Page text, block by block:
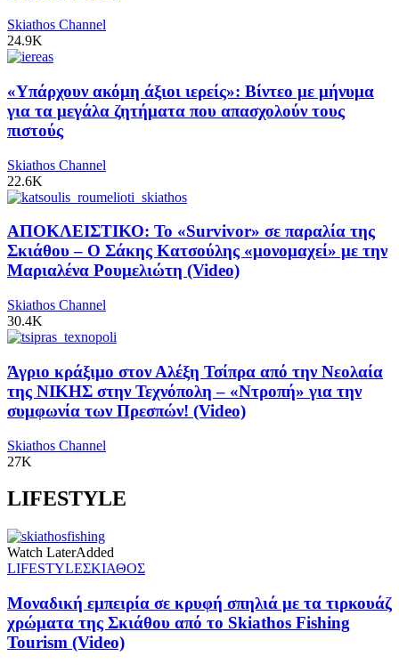
Skiathos Channel
24.9K
«Υπάρχουν ακόμη άξιοι ιερείς»: Βίντεο με μήνυμα
για τα μεγάλα ζητήματα που απασχολούν τους
πιστούς
Skiathos Channel
22.6K
ΑΠΟΚΛΕΙΣΤΙΚΟ: Το «Survivor» σε παραλία της
Σκιάθου – Ο Σάκης Κατσούλης «μονομαχεί» με την
Μαριαλένα Ρουμελιώτη (Video)
Skiathos Channel
30.4K
Άγριο κράξιμο στον Αλέξη Τσίπρα από την Νεολαία
της ΝΙΚΗΣ στην Τεχνόπολη – «Ντροπή» για την
συμφωνία των Πρεσπών! (Video)
Skiathos Channel
27K
LIFESTYLE
Watch LaterAdded
LIFESTYLEΣΚΙΑΘΟΣ
Μοναδική εμπειρία σε κρυφή σπηλιά με τα τιρκουάζ
χρώματα της Σκιάθου από το Skiathos Fishing
Tourism (Video)